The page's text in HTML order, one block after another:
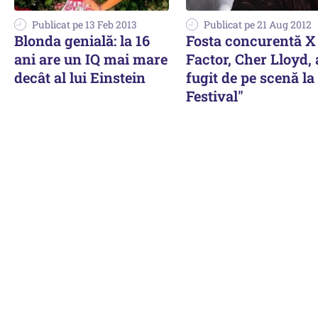
Publicat pe 13 Feb 2013
Blonda genială: la 16
ani are un IQ mai mare
decât al lui Einstein
Publicat pe 21 Aug 2012
Fosta concurentă X
Factor, Cher Lloyd,
fugit de pe scenă
Festival"